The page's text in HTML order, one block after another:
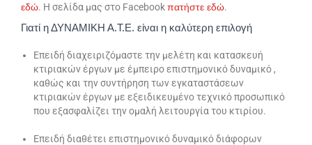
εδώ. Η σελίδα μας στο Facebookπατήστε εδώ.
Γιατί η ΔΥΝΑΜΙΚΗ Α.Τ.Ε. είναι η καλύτερη επιλογή
Επειδή διαχειριζόμαστε την μελέτη και κατασκευή
κτιριακών έργων με έμπειρο επιστημονικό δυναμικό ,
καθώς και την συντήρηση των εγκαταστάσεων
κτιριακών έργων με εξειδικευμένο τεχνικό προσωπικό
που εξασφαλίζει την ομαλή λειτουργία του κτιρίου.
Επειδή διαθέτει επιστημονικό δυναμικό διάφορων